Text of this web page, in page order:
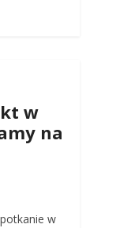
w
na
w